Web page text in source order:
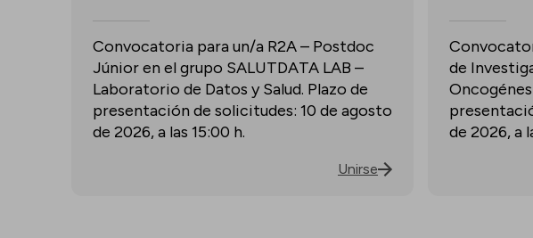
Convocatoria para un/a R2A – Postdoc
Júnior en el grupo SALUTDATA LAB –
Laboratorio de Datos y Salud. Plazo de
presentación de solicitudes: 10 de agosto
de 2026, a las 15:00 h.
Unirse
de
de 2026, a